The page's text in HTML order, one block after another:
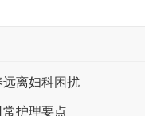
离妇科困扰
护理要点